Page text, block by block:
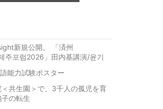
新規公開。 「済州
주포럼2026」田内基講演/윤기
能力試験ポスター
共生園＞で、3千人の孤児を育
の転生